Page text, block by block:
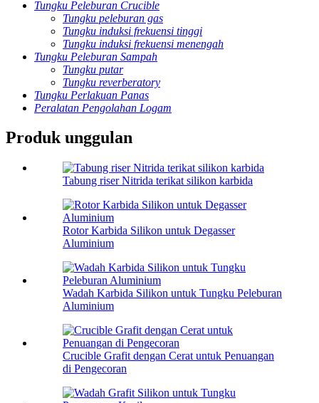
Tungku Peleburan Crucible
Tungku peleburan gas
Tungku induksi frekuensi tinggi
Tungku induksi frekuensi menengah
Tungku Peleburan Sampah
Tungku putar
Tungku reverberatory
Tungku Perlakuan Panas
Peralatan Pengolahan Logam
Produk unggulan
Tabung riser Nitrida terikat silikon karbida
Rotor Karbida Silikon untuk Degasser
Aluminium
Wadah Karbida Silikon untuk Tungku Peleburan
Aluminium
Crucible Grafit dengan Cerat untuk Penuangan
di Pengecoran